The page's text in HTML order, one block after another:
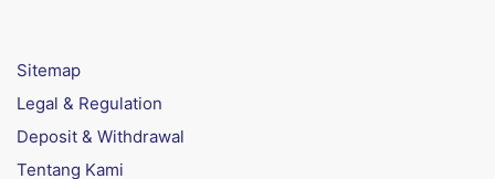
Sitemap
Legal & Regulation
Deposit & Withdrawal
Tentang Kami